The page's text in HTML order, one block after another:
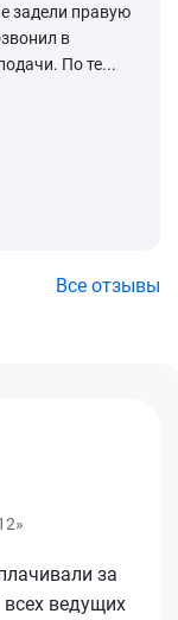
задели правую
в
По те...
Все отзывы
за
ведущих